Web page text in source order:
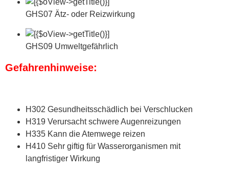
GHS07 Ätz- oder Reizwirkung
GHS09 Umweltgefährlich
Gefahrenhinweise:
H302 Gesundheitsschädlich bei Verschlucken
H319 Verursacht schwere Augenreizungen
H335 Kann die Atemwege reizen
H410 Sehr giftig für Wasserorganismen mit
langfristiger Wirkung